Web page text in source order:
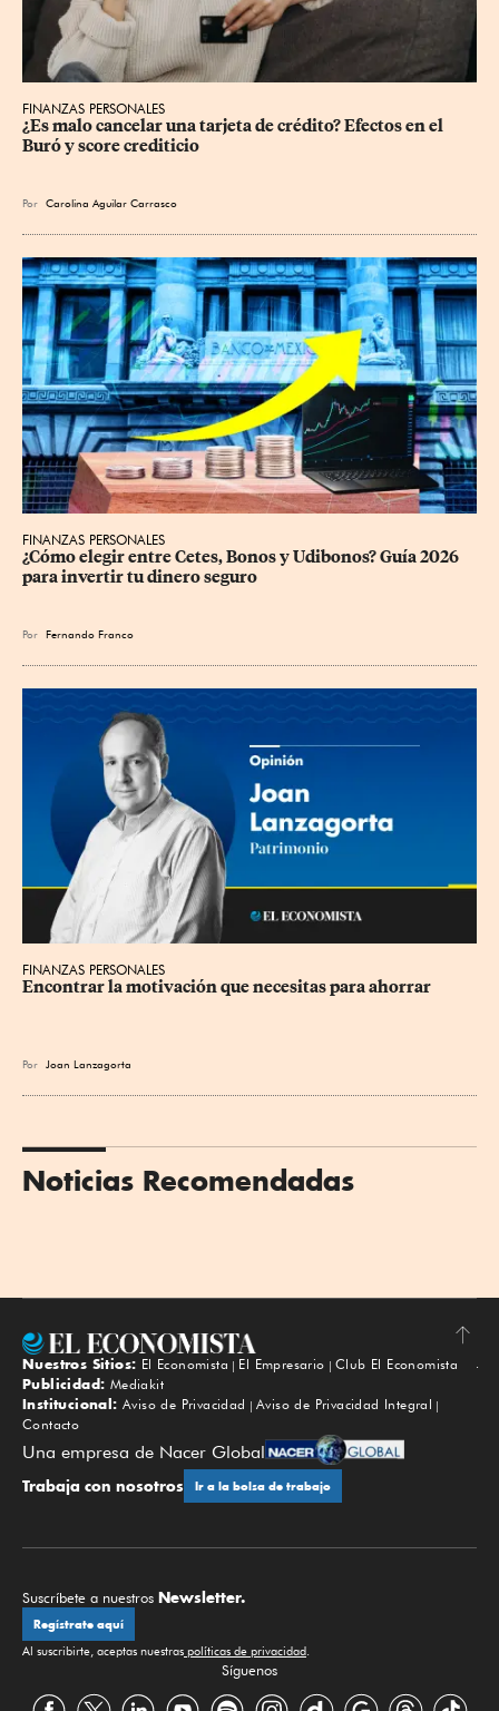
FINANZAS PERSONALES
¿Es malo cancelar una tarjeta de crédito? Efectos en el
Buró y score crediticio
Por Carolina Aguilar Carrasco
FINANZAS PERSONALES
¿Cómo elegir entre Cetes, Bonos y Udibonos? Guía 2026
para invertir tu dinero seguro
Por Fernando Franco
FINANZAS PERSONALES
Encontrar la motivación que necesitas para ahorrar
Por Joan Lanzagorta
Noticias Recomendadas
Subir
Nuestros Sitios: El Economista El Empresario
Club El Economista
Publicidad: Mediakit
Institucional: Aviso de Privacidad
Aviso de Privacidad Integral
Contacto
Una empresa de Nacer Global
Trabaja con nosotros Ir a la bolsa de trabajo
Suscríbete a nuestros Newsletter.
Regístrate aquí
Al suscribirte, aceptas nuestras políticas de privacidad.
Síguenos